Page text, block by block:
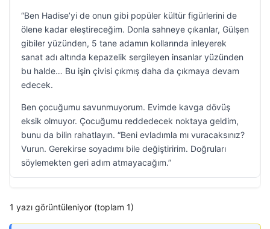
“Ben Hadise’yi de onun gibi popüler kültür figürlerini de
ölene kadar eleştireceğim. Donla sahneye çıkanlar, Gülşen
gibiler yüzünden, 5 tane adamın kollarında inleyerek
sanat adı altında kepazelik sergileyen insanlar yüzünden
bu halde… Bu işin çivisi çıkmış daha da çıkmaya devam
edecek.
Ben çocuğumu savunmuyorum. Evimde kavga dövüş
eksik olmuyor. Çocuğumu reddedecek noktaya geldim,
bunu da bilin rahatlayın. “Beni evladımla mı vuracaksınız?
Vurun. Gerekirse soyadımı bile değiştiririm. Doğruları
söylemekten geri adım atmayacağım.”
1 yazı görüntüleniyor (toplam 1)